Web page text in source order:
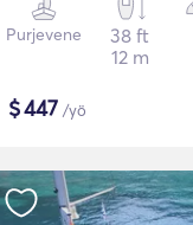
Purjevene
38 ft
12 m
$447 /yö